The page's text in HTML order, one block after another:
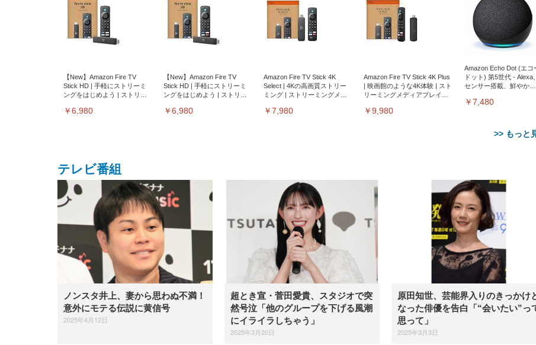
【New】Amazon Fire TV
Stick HD | 手軽にストリーミ
ングをはじめよう | ストリー
￥6,980
【New】Amazon Fire TV
Stick HD | 手軽にストリーミ
ングをはじめよう | ストリー
￥6,980
Amazon Fire TV Stick 4K
Select | 4Kの高画質ストリー
ミング | ストリーミングメデ
￥7,980
Amazon Fire TV Stick 4K Plus
| 映画館のような4K体験 | スト
リーミングメディアプレイヤ
￥9,980
Amazon Echo Dot (エコ
ドット) 第5世代 - Alexa、
センサー搭載、鮮やかな
￥7,480
>> もっと
[EdoErgo] オフィスチェア 椅
子 テレワーク 疲れない 跳ね
上げ式アームレスト コンパク
ト 約105度ロッキング pc 事務
ナイロン樹脂ベース 通気性メ
ッシュ 在宅ワーク H-
WY01(黒網+黒枠+黒足)
￥5,699
SIHOO B100 オフィスチェア
／デスクチェア メッシュチェ
ア 人間工学 疲れない ブラッ
ク
￥27,999
Sezlife オフィスチェア デスク
チェア 疲れない テレワーク
チェア 強化バックレスト 30
度ロッキング機能 人間工学 椅
式アームレスト 3Dヘッドレス
ト ハンガー付き 高反発クッシ
ョン PCチェア 通気性メッシ
ュ ゲーミング/勉強/事務用 お
しゃれ パソコンチェア (ブラ
￥7,680
Sezlife オフィスチェア デスク
チェア 疲れない テレワーク
チェア 強化バックレスト 30度
ロッキング機能 人間工学 椅子
ームレスト 3Dヘッドレスト
ハンガー付き 高反発クッショ
ン PCチェア 通気性メッシュ
ゲーミング/勉強/事務用 おし
ゃれ パソコンチェア (ホワイ
￥7,680
ANDWINT オフィスチェ
ア デスクチェア 肘なし
ッシュ 通気性 ランバーサ
ポート付き 腰サポート ガ
ス圧無段階昇降 360度回
クト 幅52×奥行58.5×高
84～96cm テレワーク 在
￥4,139
EIZO ビジネス向けプレミア
ムモニター | FlexScan
EV3240X-WT | 31.5型4K
UHD・USB Type-C・ホワイ
￥105,595
ムモニター | FlexScan
EV2740X-WT | 27.0型4K
UHD・USB Type-C・ホワイ
ト
￥109,572
【純正品】27"ゲーミングモ
ニター DualSense 充電フッ
ク付き（CFI-ZDM1J）
￥49,979
ニター フル
沢 HDMI/DisplayPort/VGA
イベル VESA対応
ComfortView ビジネス向け
￥15,800
【MiniLED/24.5inch/280Hz/FHD
GRAPHT THE SHOOTER
Gaming Monitor 24” Essential ゲ
ーミングモニター QD 24.5インチ
1ms FHD 量子ドット 残像低減 (3
Amazonベーシック ペットシ
ーツ 薄型 レギュラー 1回使い
捨て 無香料 ホワイト 300枚
￥3,373
Amazonベーシック ペットシ
ーツ 厚型 ワイド 42枚x2袋(84
枚) ホワイト(吸収面:ライトブ
ルー)
￥3,234
ネオ・ルーライフ ネオ・オム
ツ L 中型犬用 26枚入り 単品
￥1,800
Smart Basic(スマートベーシ
ック) 【Amazon.co.jp限定】
Smart Basic アイリスオーヤマ
ペットシーツ 超厚型 お徳用
販売)
￥3,670
アイリスオーヤマ ペット
シーツ 超厚型 お徳用 レ
ュラー 200枚入
【Amazon.co.jp限定】
￥3,731
テレビ番組
ノンスタ井上、妻から思わぬ不満！
意外にモテる伝説に黄信号
2025年4月12日
超とき宣・菅田愛貴、スタジオで突
然号泣「他のグループを下げる風潮
にイライラしちゃう」
2025年3月20日
原田知世、芸能界入りのきっかけ
なった俳優を告白「“会いたい”っ
思って」
2025年3月3日